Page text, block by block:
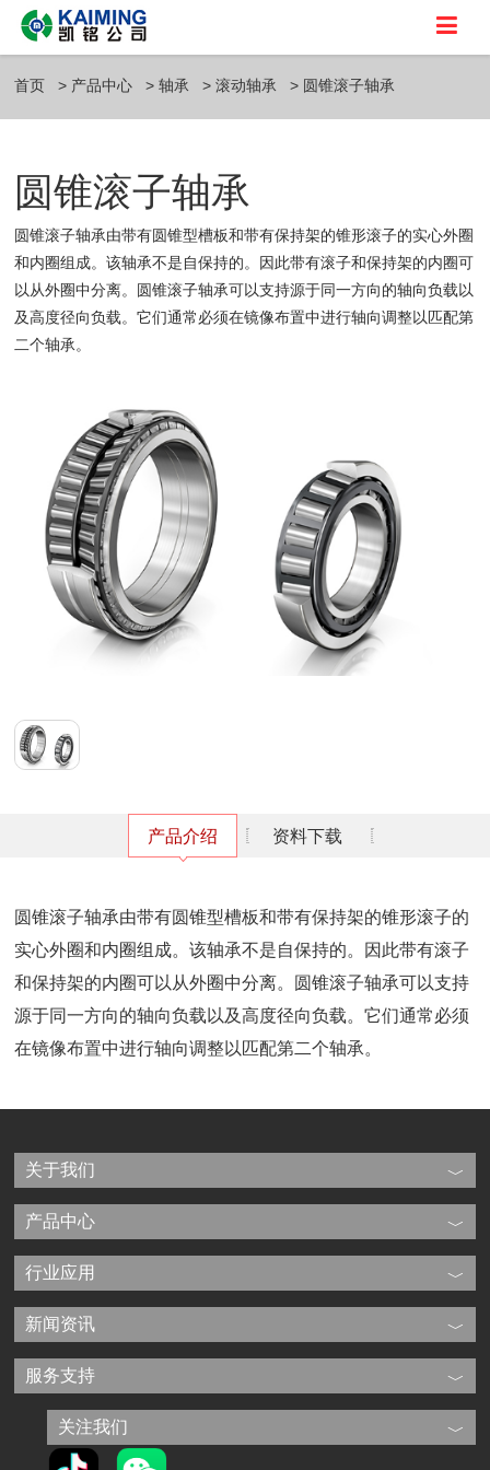
首页 产品中心 轴承 滚动轴承 圆锥滚子轴承
圆锥滚子轴承
圆锥滚子轴承由带有圆锥型槽板和带有保持架的锥形滚子的实心外圈
和内圈组成。该轴承不是自保持的。因此带有滚子和保持架的内圈可
以从外圈中分离。圆锥滚子轴承可以支持源于同一方向的轴向负载以
及高度径向负载。它们通常必须在镜像布置中进行轴向调整以匹配第
二个轴承。
产品介绍 资料下载
圆锥滚子轴承由带有圆锥型槽板和带有保持架的锥形滚子的
实心外圈和内圈组成。该轴承不是自保持的。因此带有滚子
和保持架的内圈可以从外圈中分离。圆锥滚子轴承可以支持
源于同一方向的轴向负载以及高度径向负载。它们通常必须
在镜像布置中进行轴向调整以匹配第二个轴承。
关于我们
产品中心
行业应用
新闻资讯
服务支持
关注我们